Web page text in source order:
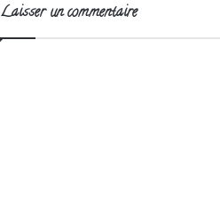
Laisser un commentaire